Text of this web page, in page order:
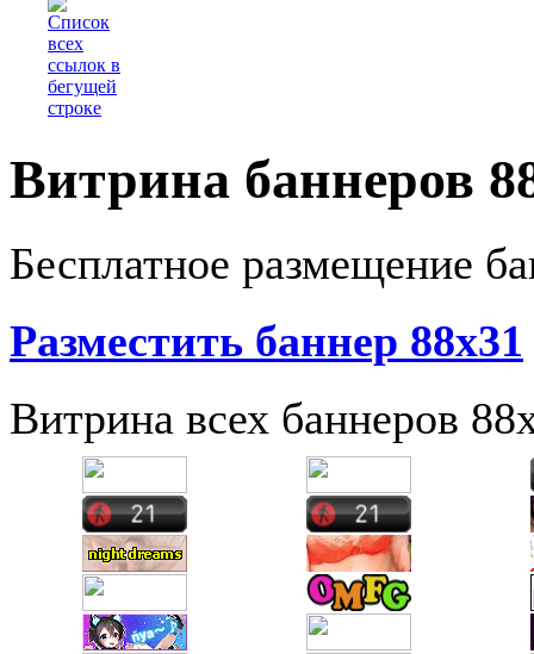
Витрина баннеров
Бесплатное размещение
Разместить баннер 88х31
Витрина всех баннеров